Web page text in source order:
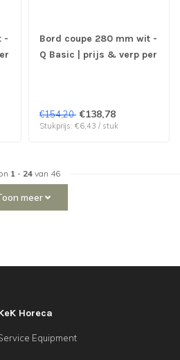
-
Bord coupe 280 mm wit -
Q Basic | prijs & verp per
€154,20 €138,78
Stukprijs: €6,43 / stuk
1 - 24 van 46
meer
Horeca
Equipment